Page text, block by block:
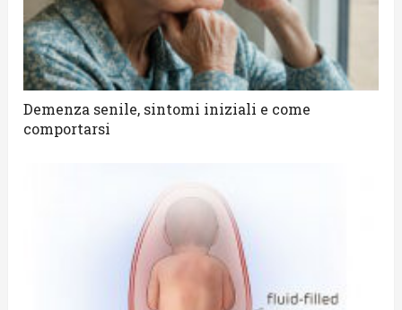
Demenza senile, sintomi iniziali e come
comportarsi